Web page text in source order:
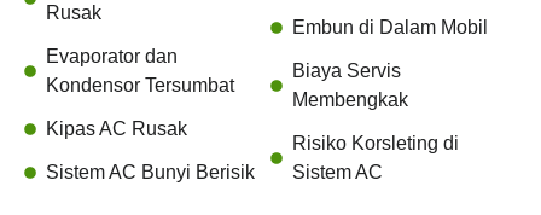
Rusak
Evaporator dan
Kondensor Tersumbat
Kipas AC Rusak
Sistem AC Bunyi Berisik
Embun di Dalam Mobil
Biaya Servis
Membengkak
Risiko Korsleting di
Sistem AC